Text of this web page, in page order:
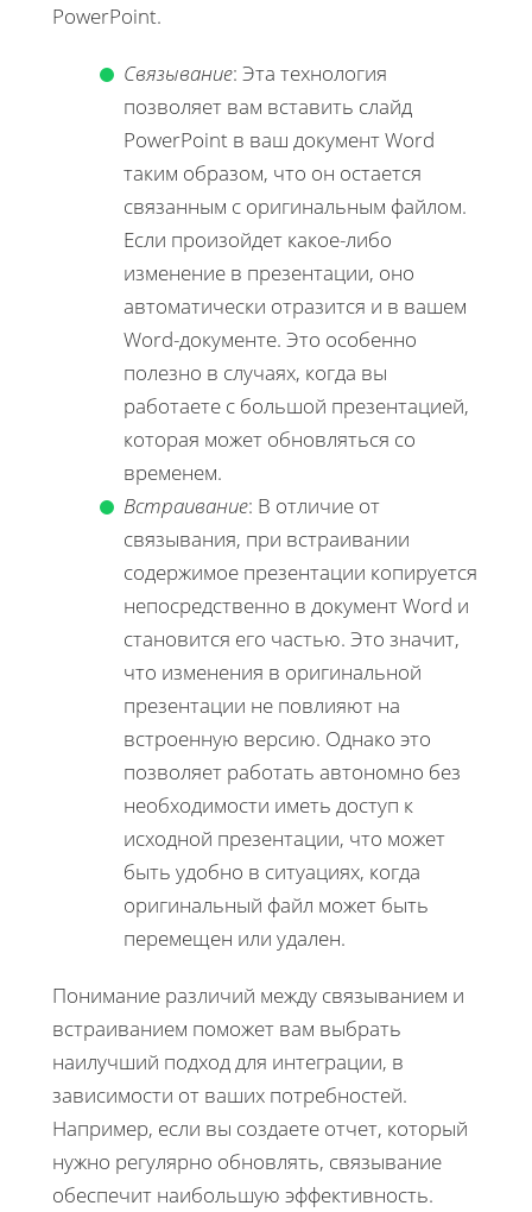
PowerPoint.
Связывание: Эта технология
позволяет вам вставить слайд
PowerPoint в ваш документ Word
таким образом, что он остается
связанным с оригинальным файлом.
Если произойдет какое-либо
изменение в презентации, оно
автоматически отразится и в вашем
Word-документе. Это особенно
полезно в случаях, когда вы
работаете с большой презентацией,
которая может обновляться со
временем.
Встраивание: В отличие от
связывания, при встраивании
содержимое презентации копируется
непосредственно в документ Word и
становится его частью. Это значит,
что изменения в оригинальной
презентации не повлияют на
встроенную версию. Однако это
позволяет работать автономно без
необходимости иметь доступ к
исходной презентации, что может
быть удобно в ситуациях, когда
оригинальный файл может быть
перемещен или удален.
Понимание различий между связыванием и
встраиванием поможет вам выбрать
наилучший подход для интеграции, в
зависимости от ваших потребностей.
Например, если вы создаете отчет, который
нужно регулярно обновлять, связывание
обеспечит наибольшую эффективность.